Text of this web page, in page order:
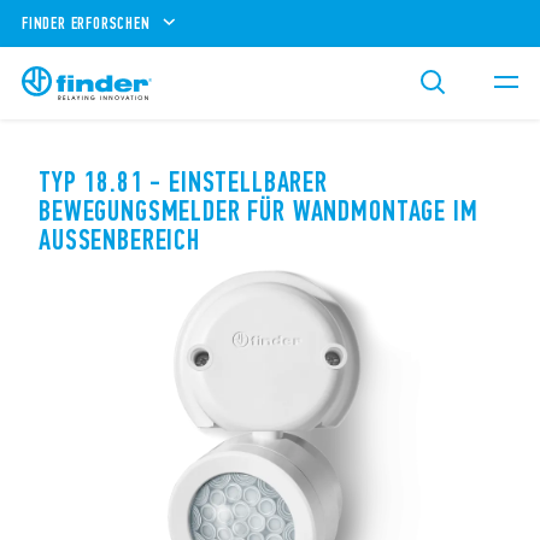
FINDER ERFORSCHEN
TYP 18.81 - EINSTELLBARER
BEWEGUNGSMELDER FÜR WANDMONTAGE IM
AUSSENBEREICH